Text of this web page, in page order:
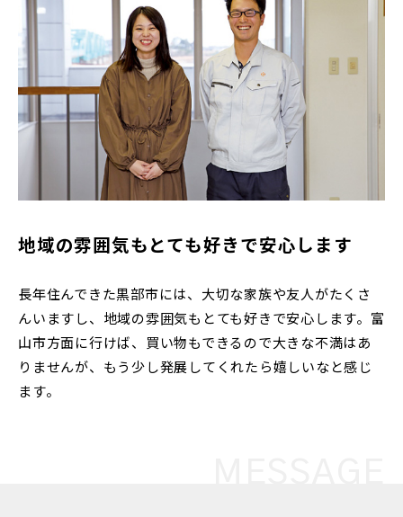
地域の雰囲気もとても好きで安心します
長年住んできた黒部市には、大切な家族や友人がたくさ
んいますし、地域の雰囲気もとても好きで安心します。富
山市方面に行けば、買い物もできるので大きな不満はあ
りませんが、もう少し発展してくれたら嬉しいなと感じ
ます。